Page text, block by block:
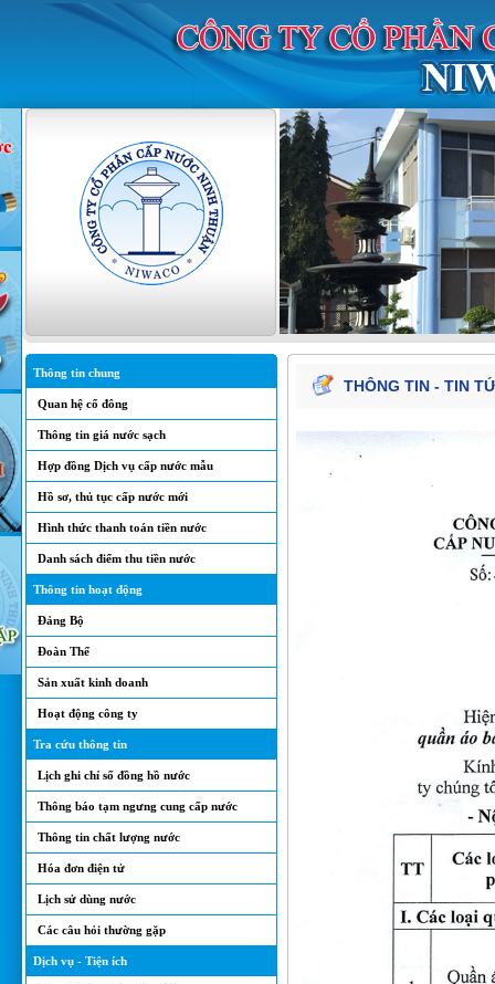
Thông tin chung
Quan hệ cổ đông
Thông tin giá nước sạch
Hợp đồng Dịch vụ cấp nước mẫu
Hồ sơ, thủ tục cấp nước mới
Hình thức thanh toán tiền nước
Danh sách điểm thu tiền nước
Thông tin hoạt động
Đảng Bộ
Đoàn Thể
Sản xuất kinh doanh
Hoạt động công ty
Tra cứu thông tin
Lịch ghi chỉ số đồng hồ nước
Thông báo tạm ngưng cung cấp nước
Thông tin chất lượng nước
Hóa đơn điện tử
Lịch sử dùng nước
Các câu hỏi thường gặp
Dịch vụ - Tiện ích
THÔNG TIN - TIN